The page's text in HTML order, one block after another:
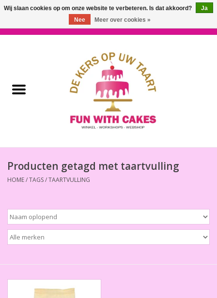
Workshops & Cursussen
Decoreer Gereedschap
Presentatie en Verpakkingen
Thema's
Aanbiedingen
Cindy's Favorieten
Producten getagd met taartvulling
HOME/TAGS/TAARTVULLING
Wij slaan cookies op om onze website te verbeteren. Is dat akkoord?
Ja
Nee
Meer over cookies »